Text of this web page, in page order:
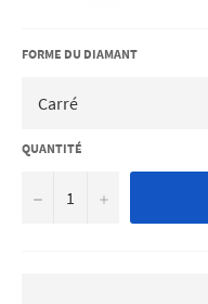
FORME DU DIAMANT
QUANTITÉ
− +